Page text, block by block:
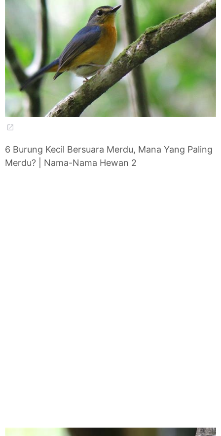
6 Burung Kecil Bersuara Merdu, Mana Yang Paling
Merdu? | Nama-Nama Hewan 2